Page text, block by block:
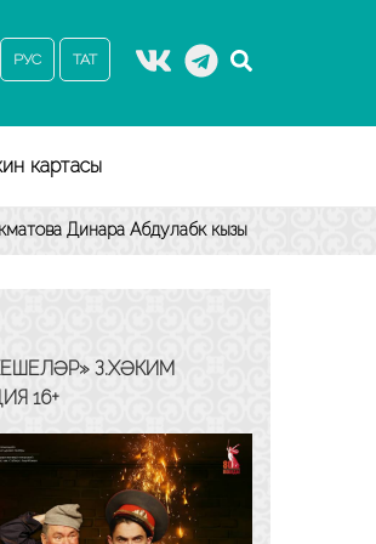
РУС ТАТ
картасы
Динара Абдулабәк кызы
З.ХӘКИМ
16+